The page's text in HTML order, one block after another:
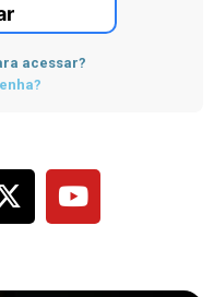
acessar?